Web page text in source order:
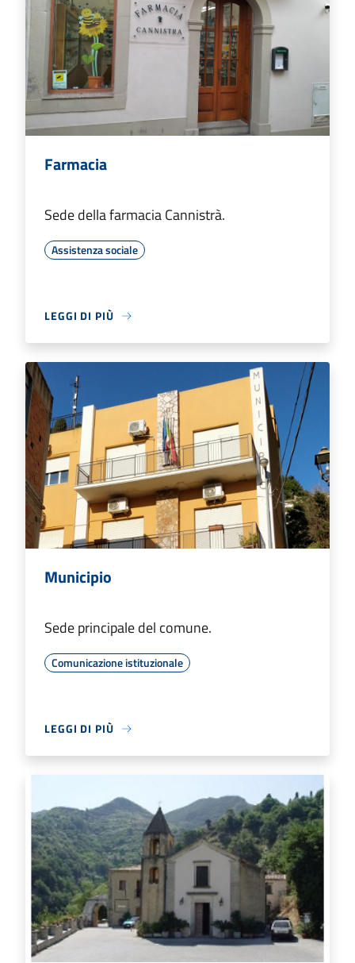
Farmacia
Sede della farmacia Cannistrà.
Assistenza sociale
LEGGI DI PIÙ
Municipio
Sede principale del comune.
Comunicazione istituzionale
LEGGI DI PIÙ